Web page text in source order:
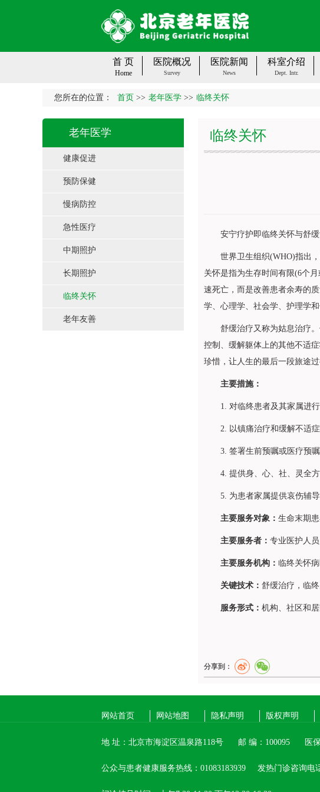
首 页
Home
医院概况
Survey
医院新闻
News
科室介绍
Dept. Intr.
您所在的位置： 首页 >> 老年医学 >> 临终关怀
老年医学
健康促进
预防保健
慢病防控
急性医疗
中期照护
长期照护
临终关怀
老年友善
临终关怀
安宁疗护即临终关怀与舒缓
世界卫生组织(WHO)指出，临
关怀是指为生存时间有限(6个
速死亡，而是改善患者余寿的
学、心理学、社会学、护理学和
舒缓治疗又称为姑息治疗。
控制、缓解躯体上的其他不适
珍惜，让人生的最后一段旅途
主要措施：
1. 对临终患者及其家属进行
2. 以镇痛治疗和缓解不适症
3. 签署生前预嘱或医疗预嘱
4. 提供身、心、社、灵全方
5. 为患者家属提供哀伤辅导
主要服务对象： 生命末期
主要服务者： 专业医护人
主要服务机构： 临终关怀
关键技术： 舒缓治疗，临
服务形式： 机构、社区和
分享到：
网站首页 网站地图 隐私声明 版权声明
地 址：北京市海淀区温泉路118号 邮 编：100095 医
公众与患者健康服务热线：01083183939 发热门诊咨询电